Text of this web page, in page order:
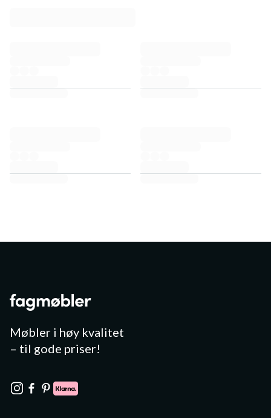
Møbler i høy kvalitet
– til gode priser!